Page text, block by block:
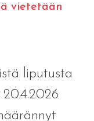
vietetään
liputusta